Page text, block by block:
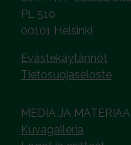
PL 510
00101 Helsinki
Evästekäytännöt
Tietosuojaseloste
MEDIA JA
Kuvagalleria